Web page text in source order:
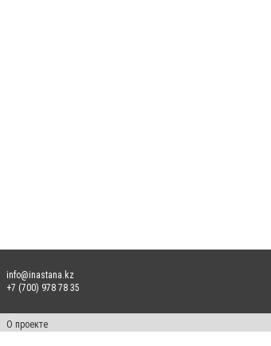
info@inastana.kz
+7 (700) 978 78 35
О проекте